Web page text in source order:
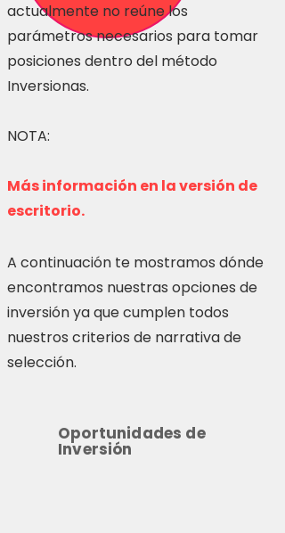
actualmente no reúne los
parámetros necesarios para tomar
posiciones dentro del método
Inversionas.
NOTA:
Más información en la versión de
escritorio.
A continuación te mostramos dónde
encontramos nuestras opciones de
inversión ya que cumplen todos
nuestros criterios de narrativa de
selección.
Oportunidades de
Inversión